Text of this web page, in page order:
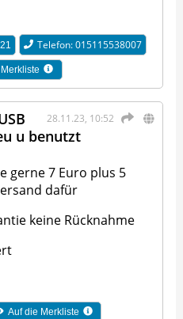
Telefon: 015115538007
28.11.23, 10:52
u benutzt
gerne 7 Euro plus 5
dafür
keine Rücknahme
Auf die Merkliste